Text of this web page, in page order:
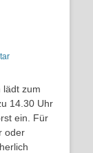
lädt zum
14.30 Uhr
ein. Für
oder